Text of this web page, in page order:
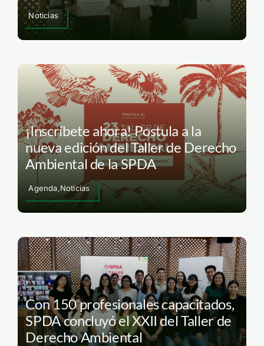
Noticias
¡Inscríbete ahora! Postula a la
nueva edición del Taller de Derecho
Ambiental de la SPDA
Agenda,Noticias
Con 150 profesionales capacitados,
SPDA concluyó el XXII del Taller de
Derecho Ambiental